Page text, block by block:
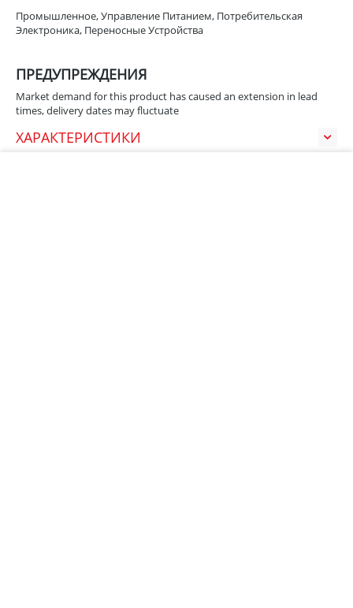
Промышленное, Управление Питанием, Потребительская
Электроника, Переносные Устройства
ПРЕДУПРЕЖДЕНИЯ
Market demand for this product has caused an extension in lead
times, delivery dates may fluctuate
ХАРАКТЕРИСТИКИ